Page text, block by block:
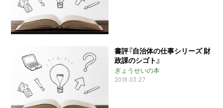
書評『自治体の仕事シリーズ 財
政課のシゴト』
ぎょうせいの本
2019.03.27